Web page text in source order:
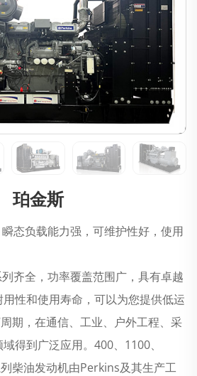
珀金斯
态负载能力强，可维护性好，使用
齐全，功率覆盖范围广，具有卓越
性和使用寿命，可以为您提供低运
期，在通信、工业、户外工程、采
得到广泛应用。400、1100、
柴油发动机由Perkins及其生产工